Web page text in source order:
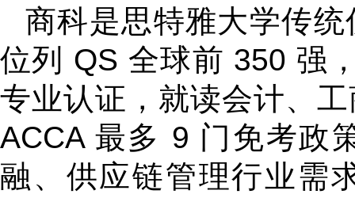
商科是思特雅大学传
位列 QS 全球前 350 强
专业认证，就读会计、
ACCA 最多 9 门免考政
融、供应链管理行业需